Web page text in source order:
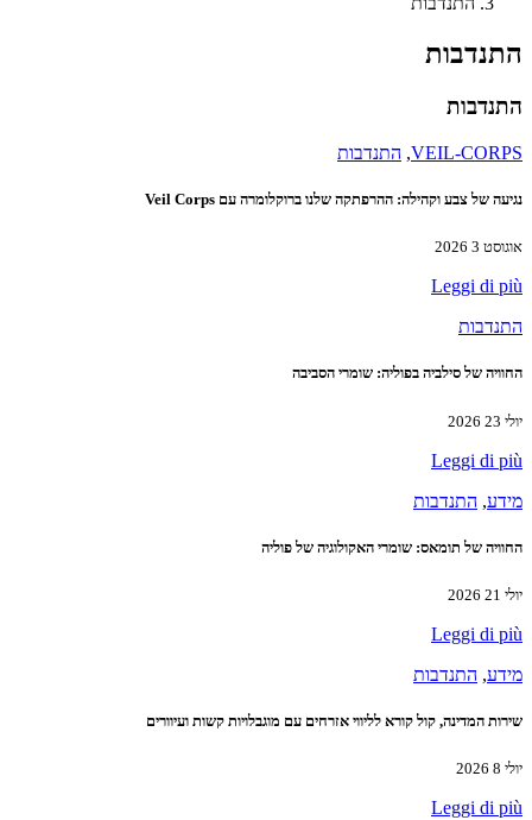
התנדבות
התנדבות
VEIL-CORPS
, התנדבות
נגיעה של צבע וקהילה: ההרפתקה שלנו ברוקלומרה עם Veil Corps
אוגוסט 3 2026
Leggi di più
התנדבות
החוויה של סילביה בפוליה: שומרי הסביבה
יולי 23 2026
Leggi di più
מידע, התנדבות
החוויה של תומאס: שומרי האקולוגיה של פוליה
יולי 21 2026
Leggi di più
מידע, התנדבות
שירות המדינה, קול קורא לליווי אזרחים עם מוגבלויות קשות ועיוורים
יולי 8 2026
Leggi di più